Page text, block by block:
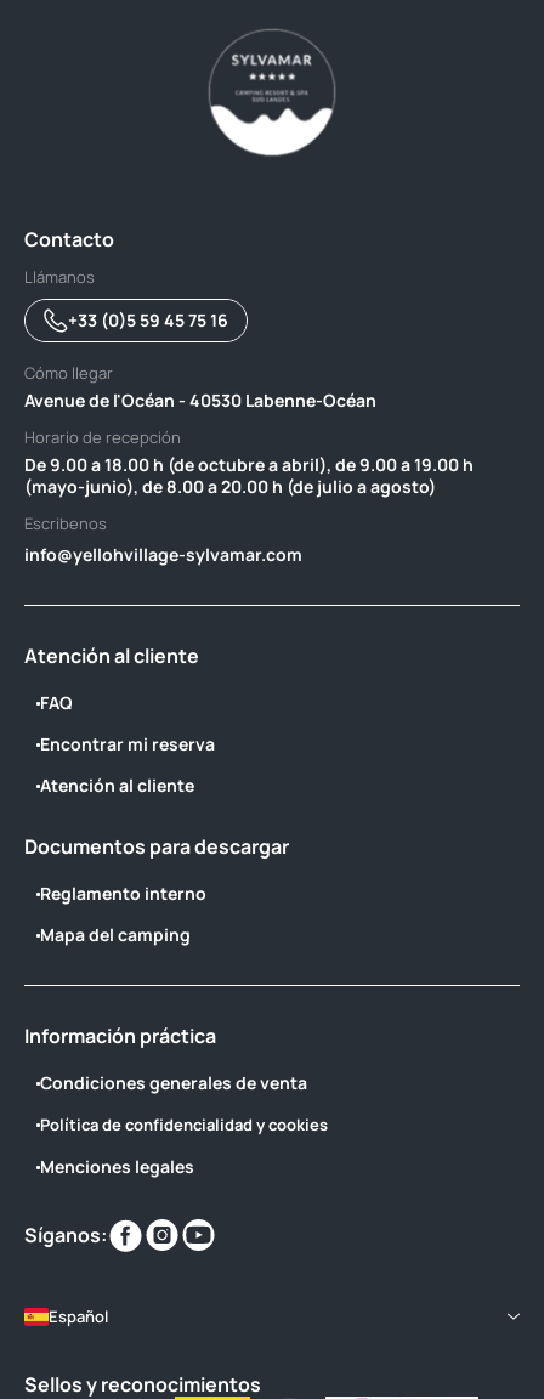
Contacto
Llámanos
+33 (0)5 59 45 75 16
Cómo llegar
Avenue de l'Océan - 40530 Labenne-Océan
Horario de recepción
De 9.00 a 18.00 h (de octubre a abril), de 9.00 a 19.00 h
(mayo-junio), de 8.00 a 20.00 h (de julio a agosto)
Escribenos
info@yellohvillage-sylvamar.com
Atención al cliente
FAQ
Encontrar mi reserva
Atención al cliente
Documentos para descargar
Reglamento interno
Mapa del camping
Información práctica
Condiciones generales de venta
Política de confidencialidad y cookies
Menciones legales
Síganos:
Encuéntranos
en
Encuéntranos
en
Español
Sellos y reconocimientos